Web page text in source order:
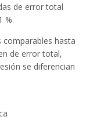
de error total
%.
comparables hasta
de error total,
se diferencian